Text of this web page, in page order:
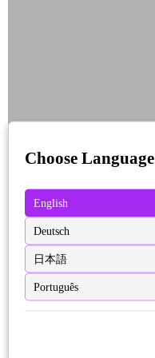
Choose Language
English
Deutsch
日本語
Português